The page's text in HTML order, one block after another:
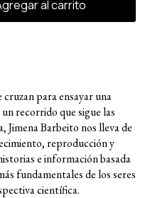
para ensayar una
recorrido que sigue las
Jimena Barbeito nos lleva de
reproducción y
e información basada
fundamentales de los seres
científica.